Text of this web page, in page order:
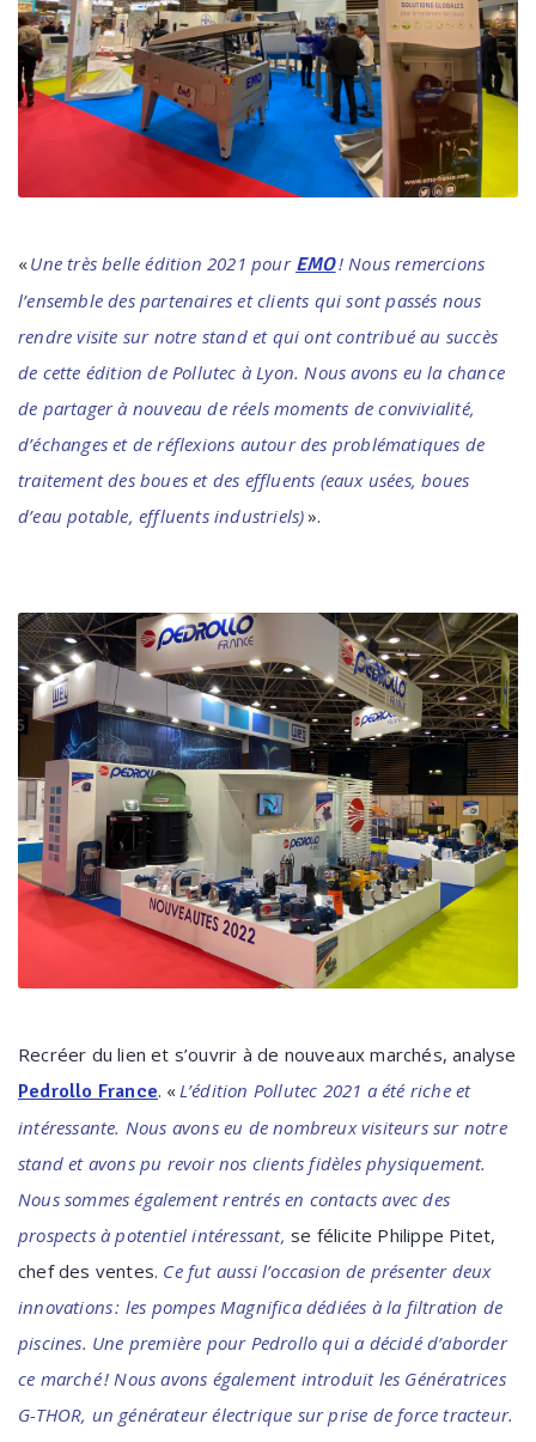
«Une très belle édition 2021 pour EMO! Nous remercions
l’ensemble des partenaires et clients qui sont passés nous
rendre visite sur notre stand et qui ont contribué au succès
de cette édition de Pollutec à Lyon. Nous avons eu la chance
de partager à nouveau de réels moments de convivialité,
d’échanges et de réflexions autour des problématiques de
traitement des boues et des effluents (eaux usées, boues
d’eau potable, effluents industriels)».
Recréer du lien et s’ouvrir à de nouveaux marchés, analyse
Pedrollo France. « L’édition Pollutec 2021 a été riche et
intéressante. Nous avons eu de nombreux visiteurs sur notre
stand et avons pu revoir nos clients fidèles physiquement.
Nous sommes également rentrés en contacts avec des
prospects à potentiel intéressant, se félicite Philippe Pitet,
chef des ventes. Ce fut aussi l’occasion de présenter deux
innovations : les pompes Magnifica dédiées à la filtration de
piscines. Une première pour Pedrollo qui a décidé d’aborder
ce marché ! Nous avons également introduit les Génératrices
G-THOR, un générateur électrique sur prise de force tracteur.